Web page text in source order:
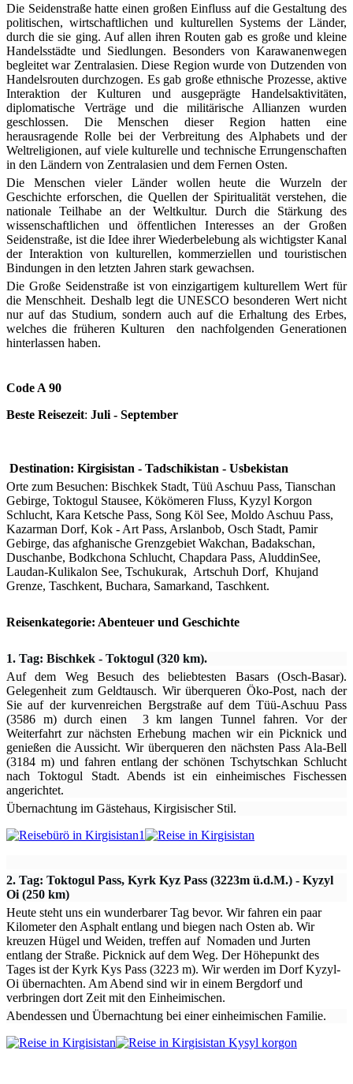
Die Seidenstraße hatte einen großen Einfluss auf die Gestaltung des
politischen, wirtschaftlichen und kulturellen Systems der Länder,
durch die sie ging. Auf allen ihren Routen gab es große und kleine
Handelsstädte und Siedlungen. Besonders von Karawanenwegen
begleitet war Zentralasien. Diese Region wurde von Dutzenden von
Handelsrouten durchzogen. Es gab große ethnische Prozesse, aktive
Interaktion der Kulturen und ausgeprägte Handelsaktivitäten,
diplomatische Verträge und die militärische Allianzen wurden
geschlossen. Die Menschen dieser Region hatten eine
herausragende Rolle bei der Verbreitung des Alphabets und der
Weltreligionen, auf viele kulturelle und technische Errungenschaften
in den Ländern von Zentralasien und dem Fernen Osten.
Die Menschen vieler Länder wollen heute die Wurzeln der
Geschichte erforschen, die Quellen der Spiritualität verstehen, die
nationale Teilhabe an der Weltkultur. Durch die Stärkung des
wissenschaftlichen und öffentlichen Interesses an der Großen
Seidenstraße, ist die Idee ihrer Wiederbelebung als wichtigster Kanal
der Interaktion von kulturellen, kommerziellen und touristischen
Bindungen in den letzten Jahren stark gewachsen.
Die Große Seidenstraße ist von einzigartigem kulturellem Wert für
die Menschheit. Deshalb legt die UNESCO besonderen Wert nicht
nur auf das Studium, sondern auch auf die Erhaltung des Erbes,
welches die früheren Kulturen den nachfolgenden Generationen
hinterlassen haben.
Code A 90
Beste Reisezeit: Juli - September
Destination: Kirgisistan - Tadschikistan - Usbekistan
Orte zum Besuchen: Bischkek Stadt, Tüü Aschuu Pass, Tianschan
Gebirge, Toktogul Stausee, Kökömeren Fluss, Kyzyl Korgon
Schlucht, Kara Ketsche Pass, Song Köl See, Moldo Aschuu Pass,
Kazarman Dorf, Kok - Art Pass, Arslanbob, Osch Stadt, Pamir
Gebirge, das afghanische Grenzgebiet Wakchan, Badakschan,
Duschanbe, Bodkchona Schlucht, Chapdara Pass, AluddinSee,
Laudan-Kulikalon See, Tschukurak, Artschuh Dorf, Khujand
Grenze, Taschkent, Buchara, Samarkand, Taschkent.
Reisenkategorie: Abenteuer und Geschichte
1. Tag: Bischkek - Toktogul (320 km).
Auf dem Weg Besuch des beliebtesten Basars (Osch-Basar).
Gelegenheit zum Geldtausch. Wir überqueren Öko-Post, nach der
Sie auf der kurvenreichen Bergstraße auf dem Tüü-Aschuu Pass
(3586 m) durch einen 3 km langen Tunnel fahren. Vor der
Weiterfahrt zur nächsten Erhebung machen wir ein Picknick und
genießen die Aussicht. Wir überqueren den nächsten Pass Ala-Bell
(3184 m) und fahren entlang der schönen Tschytschkan Schlucht
nach Toktogul Stadt. Abends ist ein einheimisches Fischessen
angerichtet.
Übernachtung im Gästehaus, Kirgisischer Stil.
2. Tag: Toktogul Pass, Kyrk Kyz Pass (3223m ü.d.M.) - Kyzyl
Oi (250 km)
Heute steht uns ein wunderbarer Tag bevor. Wir fahren ein paar
Kilometer den Asphalt entlang und biegen nach Osten ab. Wir
kreuzen Hügel und Weiden, treffen auf Nomaden und Jurten
entlang der Straße. Picknick auf dem Weg. Der Höhepunkt des
Tages ist der Kyrk Kys Pass (3223 m). Wir werden im Dorf Kyzyl-
Oi übernachten. Am Abend sind wir in einem Bergdorf und
verbringen dort Zeit mit den Einheimischen.
Abendessen und Übernachtung bei einer einheimischen Familie.